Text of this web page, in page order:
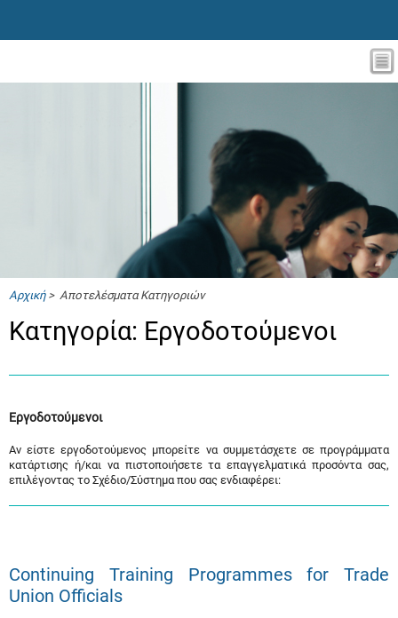
Αρχική> Αποτελέσματα Κατηγοριών
Κατηγορία: Εργοδοτούμενοι
Εργοδοτούμενοι
Αν είστε εργοδοτούμενος μπορείτε να συμμετάσχετε σε προγράμματα
κατάρτισης ή/και να πιστοποιήσετε τα επαγγελματικά προσόντα σας,
επιλέγοντας το Σχέδιο/Σύστημα που σας ενδιαφέρει:
Continuing Training Programmes for Trade
Union Officials